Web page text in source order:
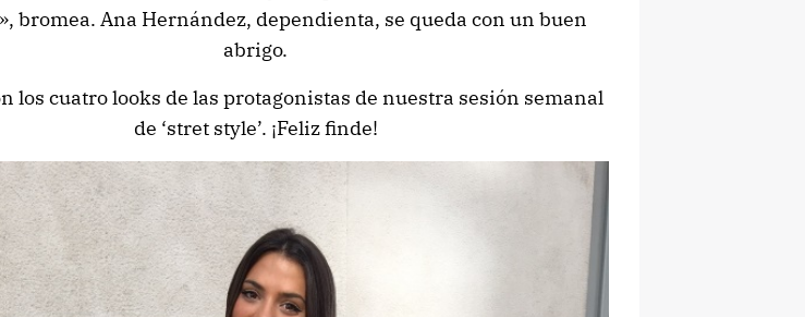
bromea. Ana Hernández, dependienta, se queda con un buen
abrigo.
los cuatro looks de las protagonistas de nuestra sesión semanal
de ‘stret style’. ¡Feliz finde!